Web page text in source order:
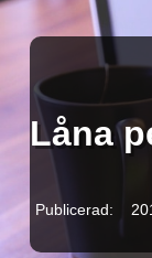
Låna
Publicerad: